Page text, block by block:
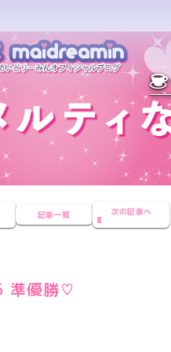
記事一覧 次の記事へ
準優勝♡